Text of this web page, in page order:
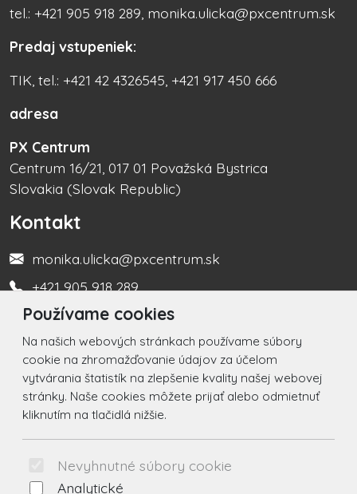
Používame cookies
Na našich webových stránkach používame súbory
cookie na zhromažďovanie údajov za účelom
vytvárania štatistík na zlepšenie kvality našej webovej
stránky. Naše cookies môžete prijať alebo odmietnuť
kliknutím na tlačidlá nižšie.
Nevyhnutné súbory cookie
Analytické
tel.: +421 905 918 289, monika.ulicka@pxcentrum.sk
Predaj vstupeniek:
TIK, tel.: +421 42 4326545, +421 917 450 666
adresa
PX Centrum
Centrum 16/21, 017 01 Považská Bystrica
Slovakia (Slovak Republic)
Kontakt
monika.ulicka@pxcentrum.sk
+421 905 918 289
Turistická informačná kancelária +421 917 450 666
Social
Facebook
Instagram
© 2026 Arrabella s.r.o., mayabella s.r.o., Všetky práva